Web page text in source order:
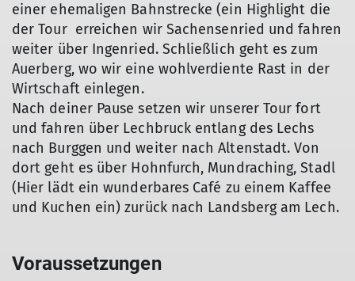
einer ehemaligen Bahnstrecke (ein Highlight die
der Tour erreichen wir Sachensenried und fahren
weiter über Ingenried. Schließlich geht es zum
Auerberg, wo wir eine wohlverdiente Rast in der
Wirtschaft einlegen.
Nach deiner Pause setzen wir unserer Tour fort
und fahren über Lechbruck entlang des Lechs
nach Burggen und weiter nach Altenstadt. Von
dort geht es über Hohnfurch, Mundraching, Stadl
(Hier lädt ein wunderbares Café zu einem Kaffee
und Kuchen ein) zurück nach Landsberg am Lech.
Voraussetzungen